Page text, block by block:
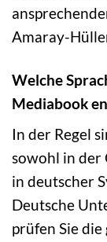
Amaray-
Welche
Mediabook
In der Regel
sowohl in der
in deutscher
Deutsche
prüfen Sie